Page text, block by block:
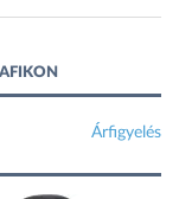
Árfigyelés